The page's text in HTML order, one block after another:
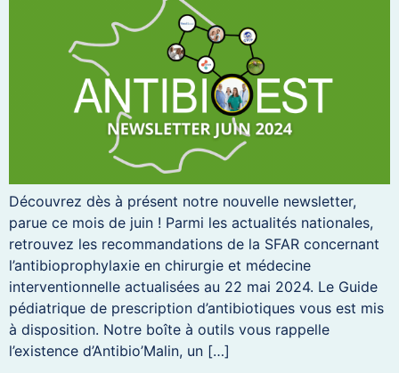
Découvrez dès à présent notre nouvelle newsletter,
parue ce mois de juin ! Parmi les actualités nationales,
retrouvez les recommandations de la SFAR concernant
l’antibioprophylaxie en chirurgie et médecine
interventionnelle actualisées au 22 mai 2024. Le Guide
pédiatrique de prescription d’antibiotiques vous est mis
à disposition. Notre boîte à outils vous rappelle
l’existence d’Antibio’Malin, un […]